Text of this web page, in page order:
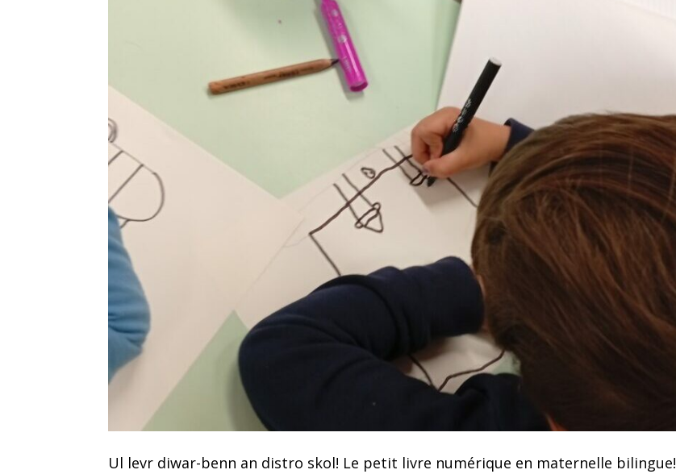
Ul levr diwar-benn an distro skol! Le petit livre numérique en maternelle bilingue!